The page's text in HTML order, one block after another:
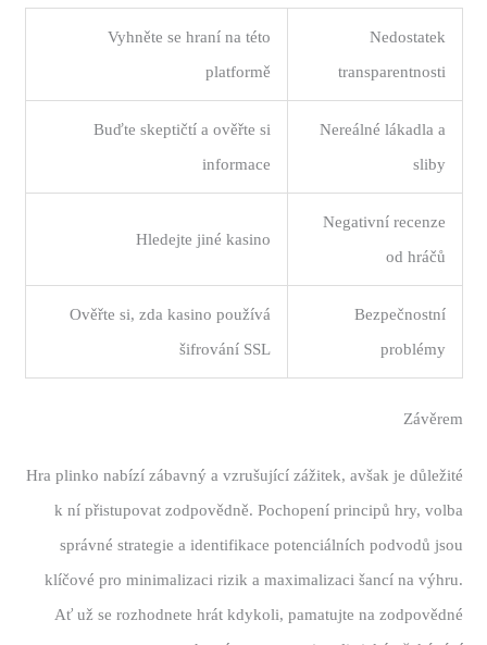
Nedostatek
transparentnosti
Vyhněte se hraní na této
platformě
Nereálné lákadla a
sliby
Buďte skeptičtí a ověřte si
informace
Negativní recenze
od hráčů
Hledejte jiné kasino
Bezpečnostní
problémy
Ověřte si, zda kasino používá
šifrování SSL
Závěrem
Hra plinko nabízí zábavný a vzrušující zážitek, avšak je důležité
k ní přistupovat zodpovědně. Pochopení principů hry, volba
správné strategie a identifikace potenciálních podvodů jsou
klíčové pro minimalizaci rizik a maximalizaci šancí na výhru.
Ať už se rozhodnete hrát kdykoli, pamatujte na zodpovědné